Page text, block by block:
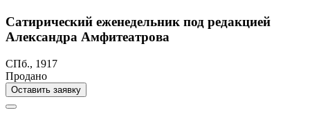
Сатирический еженедельник под редакцией
Александра Амфитеатрова
СПб., 1917
Продано
Оставить заявку